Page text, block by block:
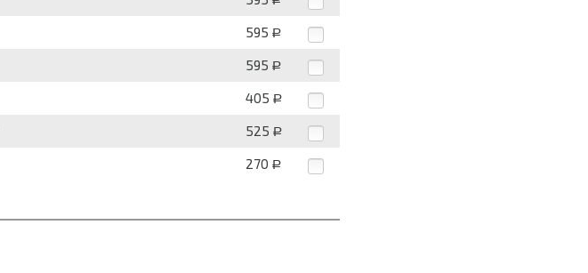
595 Р
595 Р
405 Р
525 Р
270 Р